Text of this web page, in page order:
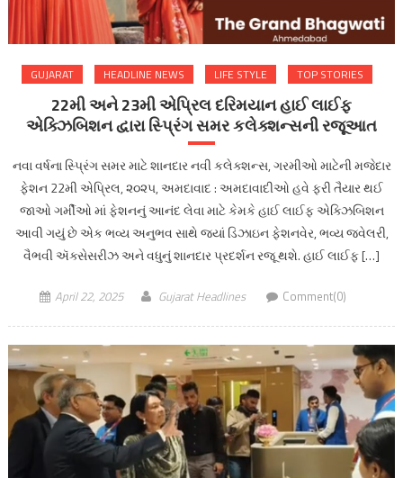
GUJARAT HEADLINE NEWS LIFE STYLE TOP STORIES
22મી અને 23મી એપ્રિલ દરિમયાન હાઈ લાઈફ
એક્ઝિબિશન દ્વારા સ્પ્રિંગ સમર કલેક્શન્સની રજૂઆત
નવા વર્ષના સ્પ્રિંગ સમર માટે શાનદાર નવી કલેક્શન્સ, ગરમીઓ માટેની મજેદાર
ફેશન 22મી એપ્રિલ, ૨૦૨૫, અમદાવાદ : અમદાવાદીઓ હવે ફરી તૈયાર થઈ
જાઓ ગર્મીઓ માં ફેશનનું આનંદ લેવા માટે કેમકે હાઈ લાઈફ એક્ઝિબિશન
આવી ગયું છે એક ભવ્ય અનુભવ સાથે જ્યાં ડિઝાઇન ફેશનવેર, ભવ્ય જ્વેલરી,
વૈભવી ઍક્સેસરીઝ અને વધુનું શાનદાર પ્રદર્શન રજૂ થશે. હાઈ લાઈફ […]
April 22, 2025 Gujarat Headlines Comment(0)